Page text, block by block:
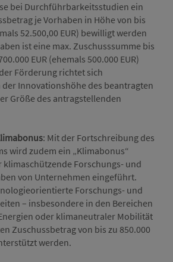
bei Durchführbarkeitsstudien ein
je Vorhaben in Höhe von bis
52.500,00 EUR) bewilligt werden
ist eine max. Zuschusssumme bis
EUR (ehemals 500.000 EUR)
Förderung richtet sich
Innovationshöhe des beantragten
Größe des antragstellenden
: Mit der Fortschreibung des
wird zudem ein „Klimabonus“
klimaschützende Forschungs- und
von Unternehmen eingeführt.
Forschungs- und
– insbesondere in den Bereichen
oder klimaneutraler Mobilität
Zuschussbetrag von bis zu 850.000
werden.